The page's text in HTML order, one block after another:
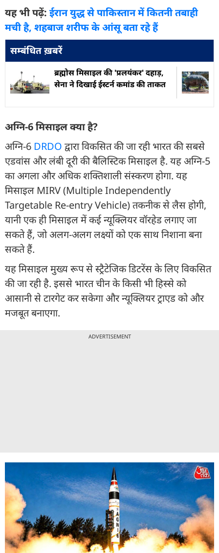
यह भी पढ़ें: ईरान युद्ध से पाकिस्तान में कितनी तबाही
मची है, शहबाज शरीफ के आंसू बता रहे हैं
सम्बंधित ख़बरें
ब्रह्मोस मिसाइल की 'प्रलयंकर' दहाड़,
सेना ने दिखाई ईस्टर्न कमांड की ताकत
अग्नि-6 मिसाइल क्या है?
अग्नि-6 DRDO द्वारा विकसित की जा रही भारत की सबसे
एडवांस और लंबी दूरी की बैलिस्टिक मिसाइल है. यह अग्नि-5
का अगला और अधिक शक्तिशाली संस्करण होगा. यह
मिसाइल MIRV (Multiple Independently
Targetable Re-entry Vehicle) तकनीक से लैस होगी,
यानी एक ही मिसाइल में कई न्यूक्लियर वॉरहेड लगाए जा
सकते हैं, जो अलग-अलग लक्ष्यों को एक साथ निशाना बना
सकते हैं.
यह मिसाइल मुख्य रूप से स्ट्रैटेजिक डिटरेंस के लिए विकसित
की जा रही है. इससे भारत चीन के किसी भी हिस्से को
आसानी से टारगेट कर सकेगा और न्यूक्लियर ट्राएड को और
मजबूत बनाएगा.
ADVERTISEMENT